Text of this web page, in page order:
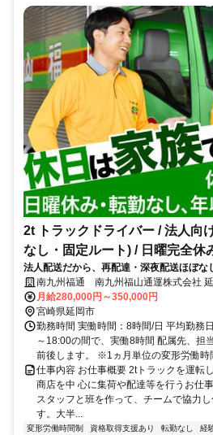
2t トラックドライバー / 法人向
なし・固定ルート) / 日曜完全休
ﾄﾞﾗｲﾊﾞｰ2t(正社員)
法人配送だから、再配達・深夜配送ほぼな
み、転勤無と働きやすい環境
南九州福通 南九州福山通運株式会社
月給280,000円～350,000円
宮崎県延岡市
勤務時間 実働時間：8時間/日 平均勤務
～18:00の間で、実働8時間 配属先、担
前後します。 ※1ヵ月単位の変形労働時
仕事内容 お仕事概要 2tトラックを運転
商店を中 心に集荷や配達等を行うお仕
スタッフと班を作って、チームで協力
す。大半...
変形労働時間制 資格取得支援あり 転勤なし 経